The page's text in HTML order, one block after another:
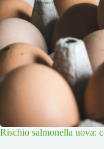
Rischio salmonella uova: